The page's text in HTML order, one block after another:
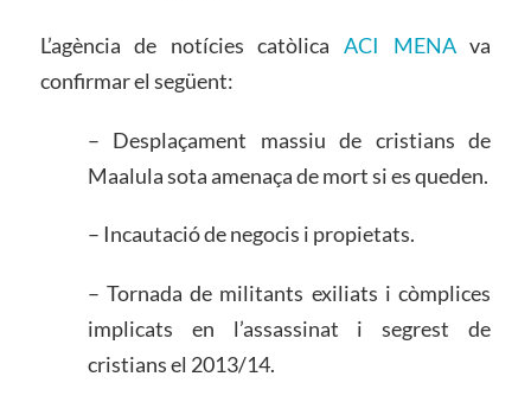
L’agència de notícies catòlicaACI MENAva
confirmar el següent:
– Desplaçament massiu de cristians de
Maalula sota amenaça de mort si es queden.
– Incautació de negocis i propietats.
– Tornada de militants exiliats i còmplices
implicats en l’assassinat i segrest de
cristians el 2013/14.